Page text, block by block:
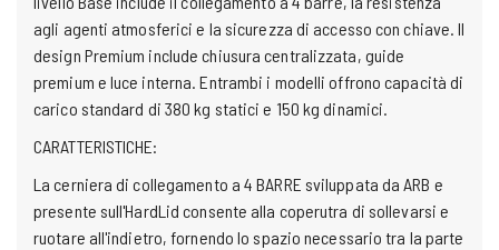
agli agenti atmosferici e la sicurezza di accesso con chiave. Il
design Premium include chiusura centralizzata, guide
premium e luce interna. Entrambi i modelli offrono capacità di
carico standard di 380 kg statici e 150 kg dinamici.
CARATTERISTICHE:
La cerniera di collegamento a 4 BARRE sviluppata da ARB e
presente sull'HardLid consente alla coperutra di sollevarsi e
ruotare all'indietro, fornendo lo spazio necessario tra la parte